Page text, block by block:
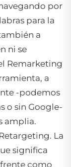
por
para la
a
ni se
Remarketing
a
-podemos
o sin Google-
amplia.
La
significa
frente como